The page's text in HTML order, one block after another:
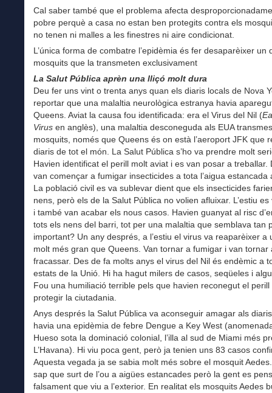
Cal saber també que el problema afecta
pobre perquè a casa no estan ben protegits contra els
no tenen ni malles a les finestres ni aire condicionat.
L’única forma de combatre l’epidèmia és fer desaparèixer un
mosquits que la transmeten exclusivament
La Salut Pública aprèn una lliçó molt dura
Deu fer uns vint o trenta anys quan els diaris locals de Nova
reportar que una malaltia neurològica estranya havia
Queens. Aviat la causa fou identificada: era el Virus del Nil (
Virus en anglès), una malaltia desconeguda als EUA
mosquits, només que Queens és on està l’aeroport JFK que
diaris de tot el món. La Salut Pública s’ho va prendre molt
Havien identificat el perill molt aviat i es van posar a treballar.
van començar a fumigar insecticides a tota l’aigua estancada
La població civil es va sublevar dient que els insecticides
nens, però els de la Salut Pública no volien afluixar. L’estiu
i també van acabar els nous casos. Havien guanyat al risc
tots els nens del barri, tot per una malaltia que semblava tan
important? Un any després, a l’estiu el virus va reaparèixer a
molt més gran que Queens. Van tornar a fumigar i van tornar
fracassar. Des de fa molts anys el virus del Nil és endèmic a
estats de la Unió. Hi ha hagut milers de casos, seqüeles i
Fou una humiliació terrible pels que havien reconegut el perill
protegir la ciutadania.
Anys després la Salut Pública va aconseguir amagar als
havia una epidèmia de febre Dengue a Key West
Hueso sota la dominació colonial, l’illa al sud de Miami més
L’Havana). Hi viu poca gent, però ja tenien uns 83 casos
Aquesta vegada ja se sabia molt més sobre el mosquit
sap que surt de l’ou a aigües estancades però la gent es
falsament que viu a l’exterior. En realitat els mosquits Aedes